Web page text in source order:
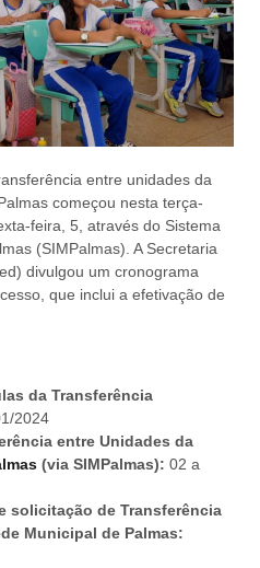
entre unidades da
começou nesta terça-
feira, 5, através do Sistema
(SIMPalmas). A Secretaria
divulgou um cronograma
que inclui a efetivação de
da Transferência
2024
entre Unidades da
(via SIMPalmas): 02 a
solicitação de Transferência
Municipal de Palmas: